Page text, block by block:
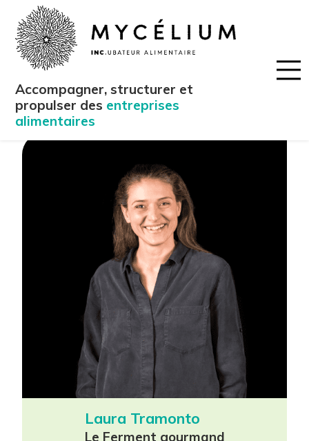
Accompagner, structurer et
propulser des entreprises
alimentaires
Laura Tramonto
Le Ferment gourmand